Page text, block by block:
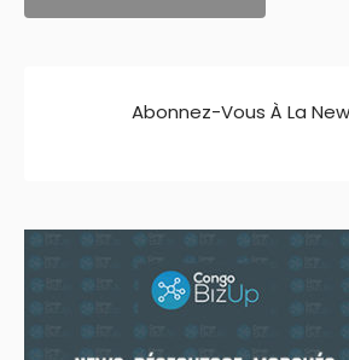
Abonnez-Vous À La